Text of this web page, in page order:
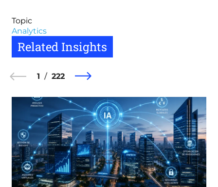
Topic
Analytics
Related Insights
1 222